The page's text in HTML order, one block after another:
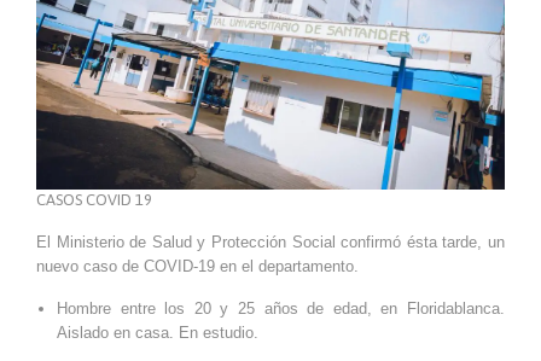
CASOS COVID 19
El Ministerio de Salud y Protección Social confirmó ésta tarde, un
nuevo caso de COVID-19 en el departamento.
Hombre entre los 20 y 25 años de edad, en Floridablanca.
Aislado en casa. En estudio.